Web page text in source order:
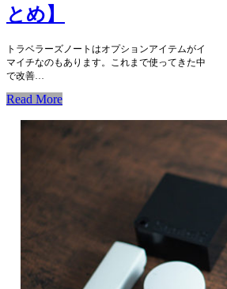
とめ】
トラベラーズノートはオプションアイテムがイ
マイチなのもあります。これまで使ってきた中
で改善…
Read More